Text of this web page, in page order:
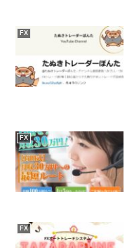
FX
FX
FX